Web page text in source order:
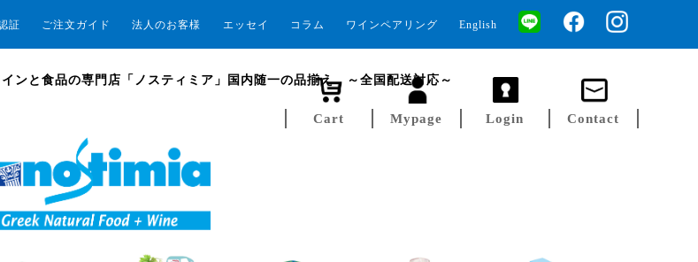
English
ワインペアリング
コラム
エッセイ
法人のお客様
ご注文ガイド
証
ンと食品の専門店「ノスティミア」国内随一の品揃え ～全国配送対応～
Contact
Login
Mypage
Cart